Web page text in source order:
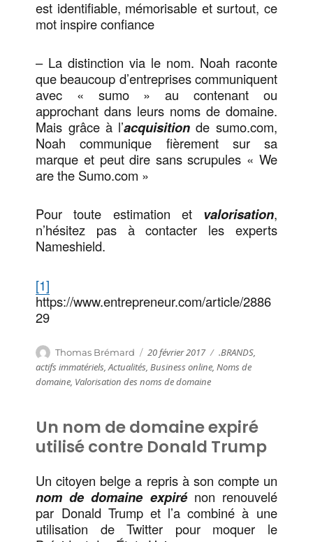
est identifiable, mémorisable et surtout, ce
mot inspire confiance
– La distinction via le nom. Noah raconte
que beaucoup d’entreprises communiquent
avec « sumo » au contenant ou
approchant dans leurs noms de domaine.
Mais grâce à l’acquisition de sumo.com,
Noah communique fièrement sur sa
marque et peut dire sans scrupules « We
are the Sumo.com »
Pour toute estimation et valorisation,
n’hésitez pas à contacter les experts
Nameshield.
[1]
https://www.entrepreneur.com/article/2886
29
Auteur
Thomas Brémard Publié
le
20 février 2017 Catégories
.BRANDS
actifs immatériels,Actualités,Business online,Noms de
domaine, Valorisation des noms de domaine
Un nom de domaine expiré
utilisé contre Donald Trump
Un citoyen belge a repris à son compte un
nom de domaine expirénon renouvelé
par Donald Trump et l’a combiné à une
utilisation de Twitter pour moquer le